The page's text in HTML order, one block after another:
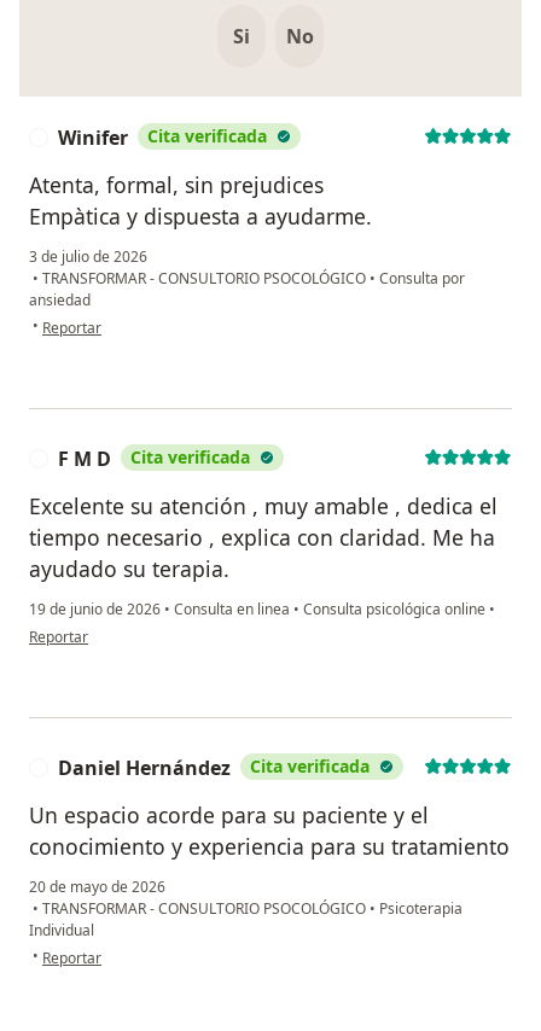
Si No
Winifer Cita verificada
Atenta, formal, sin prejudices
Empàtica y dispuesta a ayudarme.
3 de julio de 2026
• TRANSFORMAR - CONSULTORIO PSOCOLÓGICO • Consulta por
ansiedad
• en opinión del usuario Winifer
Reportar
F M D Cita verificada
Excelente su atención , muy amable , dedica el
tiempo necesario , explica con claridad. Me ha
ayudado su terapia.
19 de junio de 2026 • Consulta en linea • Consulta psicológica online •
en opinión del usuario F M D
Reportar
Daniel Hernández Cita verificada
Un espacio acorde para su paciente y el
conocimiento y experiencia para su tratamiento
20 de mayo de 2026
• TRANSFORMAR - CONSULTORIO PSOCOLÓGICO • Psicoterapia
Individual
• en opinión del usuario Daniel Hernández
Reportar